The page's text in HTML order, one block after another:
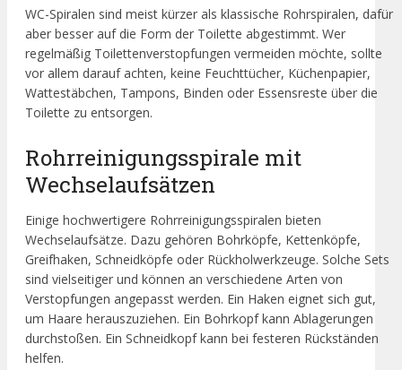
WC-Spiralen sind meist kürzer als klassische Rohrspiralen, dafür
aber besser auf die Form der Toilette abgestimmt. Wer
regelmäßig Toilettenverstopfungen vermeiden möchte, sollte
vor allem darauf achten, keine Feuchttücher, Küchenpapier,
Wattestäbchen, Tampons, Binden oder Essensreste über die
Toilette zu entsorgen.
Rohrreinigungsspirale mit
Wechselaufsätzen
Einige hochwertigere Rohrreinigungsspiralen bieten
Wechselaufsätze. Dazu gehören Bohrköpfe, Kettenköpfe,
Greifhaken, Schneidköpfe oder Rückholwerkzeuge. Solche Sets
sind vielseitiger und können an verschiedene Arten von
Verstopfungen angepasst werden. Ein Haken eignet sich gut,
um Haare herauszuziehen. Ein Bohrkopf kann Ablagerungen
durchstoßen. Ein Schneidkopf kann bei festeren Rückständen
helfen.